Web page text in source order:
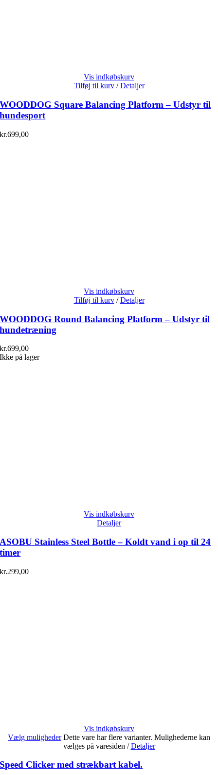
Vis indkøbskurv
Tilføj til kurv / Detaljer
WOODDOG Square Balancing Platform – Udstyr til
hundesport
kr.699,00
Vis indkøbskurv
Tilføj til kurv / Detaljer
WOODDOG Round Balancing Platform – Udstyr til
hundetræning
kr.699,00
Ikke på lager
Vis indkøbskurv
Detaljer
ASOBU Stainless Steel Bottle – Koldt vand i op til 24
timer
kr.299,00
Vis indkøbskurv
Vælg muligheder Dette vare har flere varianter. Mulighederne kan
vælges på varesiden / Detaljer
Speed Clicker med strækbart kabel.